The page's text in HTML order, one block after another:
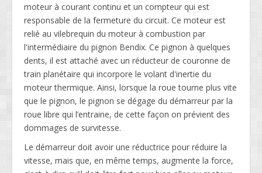
moteur à courant continu et un compteur qui est
responsable de la fermeture du circuit. Ce moteur est
relié au vilebrequin du moteur à combustion par
l'intermédiaire du pignon Bendix. Ce pignon à quelques
dents, il est attaché avec un réducteur de couronne de
train planétaire qui incorpore le volant d'inertie du
moteur thermique. Ainsi, lorsque la roue tourne plus vite
que le pignon, le pignon se dégage du démarreur par la
roue libre qui l’entraine, de cette façon on prévient des
dommages de survitesse.
Le démarreur doit avoir une réductrice pour réduire la
vitesse, mais que, en même temps, augmente la force,